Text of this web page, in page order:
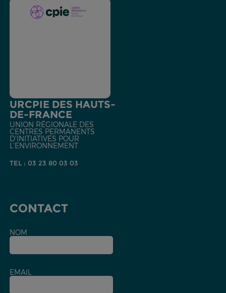
URCPIE DES HAUTS-
DE-FRANCE
UNION RÉGIONALE DES
CENTRES PERMANENTS
D'INITIATIVES POUR
L'ENVIRONNEMENT
TEL : 03 23 80 03 03
CONTACT
NOM
EMAIL